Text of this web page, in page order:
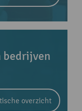
bedrijven
overzicht